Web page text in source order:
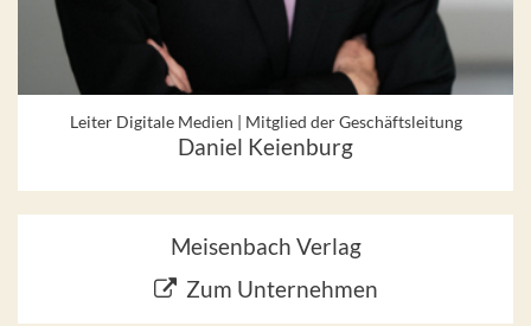
Leiter Digitale Medien | Mitglied der Geschäftsleitung
Daniel Keienburg
Meisenbach Verlag
Zum Unternehmen